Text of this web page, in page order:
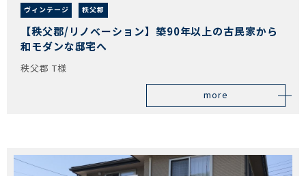
ヴィンテージ 秩父郡
【秩父郡/リノベーション】築90年以上の古民家から
和モダンな邸宅へ
秩父郡 T様
more